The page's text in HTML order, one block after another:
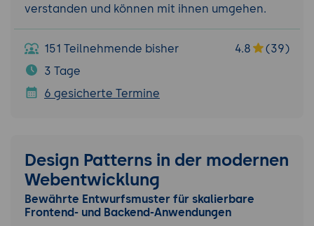
verstanden und können mit ihnen umgehen.
151 Teilnehmende bisher 4.8
(39)
3 Tage
6 gesicherte Termine
Design Patterns in der modernen
Webentwicklung
Bewährte Entwurfsmuster für skalierbare
Frontend- und Backend-Anwendungen